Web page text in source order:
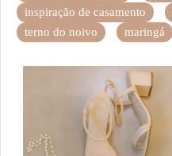
inspiração de casamento
terno do noivo
maringá